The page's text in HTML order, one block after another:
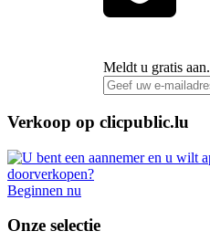
Meldt u gratis aan.
Verkoop op clicpublic.lu
Beginnen nu
Onze selectie